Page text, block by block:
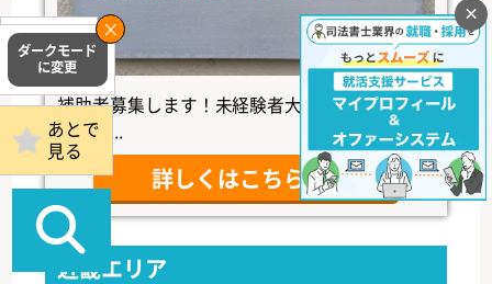
補助者募集します！未経験者大歓迎です！熱意
のある...
詳しくはこちら
近畿エリア
×
あとで
見る
掲載事務所
ログイン